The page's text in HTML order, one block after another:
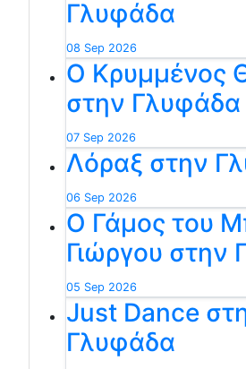
Γλυφάδα
08 Sep 2026
Ο Κρυμμένος
στην Γλυφάδα
07 Sep 2026
Λόραξ στην
06 Sep 2026
Ο Γάμος του
Γιώργου στην
05 Sep 2026
Just Dance
Γλυφάδα